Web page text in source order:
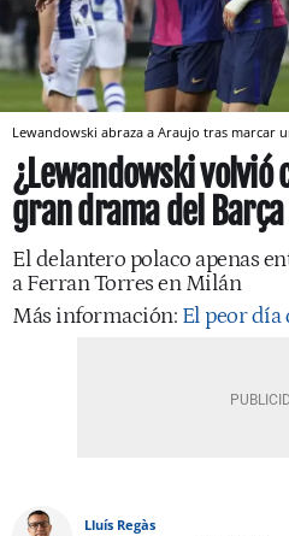
Lewandowski abraza a Araujo tras marcar
¿Lewandowski volvió
gran drama del Barça
El delantero polaco apenas
a Ferran Torres en Milán
Más información: El peor día
Lluís Regàs